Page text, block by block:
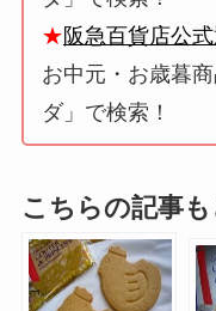
★ 阪急百貨店公
お中元・お歳暮
ダ」で検索！
こちらの記事